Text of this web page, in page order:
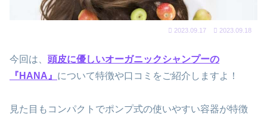
2023.09.17 2023.09.18
今回は、 頭皮に優しいオーガニックシャンプーの
『HANA』 について特徴や口コミをご紹介しますよ！
見た目もコンパクトでポンプ式の使いやすい容器が特徴